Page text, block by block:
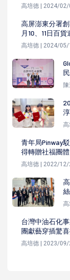
高培德 | 2024/02/
高屏澎東分署
月10、11日百貨
高培德 | 2024/05/
青年局Pinway
得轉贈社福團體
高培德 | 2022/12/
台灣中油石化
團獻藝穿插驚
高培德 | 2023/